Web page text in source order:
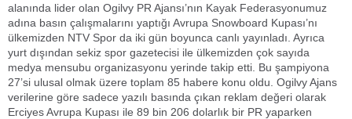
alanında lider olan Ogilvy PR Ajansı’nın Kayak Federasyonumuz
adına basın çalışmalarını yaptığı Avrupa Snowboard Kupası’nı
ülkemizden NTV Spor da iki gün boyunca canlı yayınladı. Ayrıca
yurt dışından sekiz spor gazetecisi ile ülkemizden çok sayıda
medya mensubu organizasyonu yerinde takip etti. Bu şampiyona
27’si ulusal olmak üzere toplam 85 habere konu oldu. Ogilvy Ajans
verilerine göre sadece yazılı basında çıkan reklam değeri olarak
Erciyes Avrupa Kupası ile 89 bin 206 dolarlık bir PR yaparken